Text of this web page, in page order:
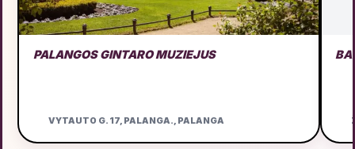
PALANGOS GINTARO MUZIEJUS
VYTAUTO G. 17, PALANGA., PALANGA